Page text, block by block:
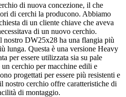
di nuova concezione, il che
di cerchi la producono. Abbiamo
di un cliente chiave che aveva
di un nuovo cerchio.
nostro DW25x28 ha una flangia più
lunga. Questa è una versione Heavy
per essere utilizzata sia su pale
cerchio per macchine edili e
progettati per essere più resistenti e
nostro cerchio offre caratteristiche di
di montaggio.